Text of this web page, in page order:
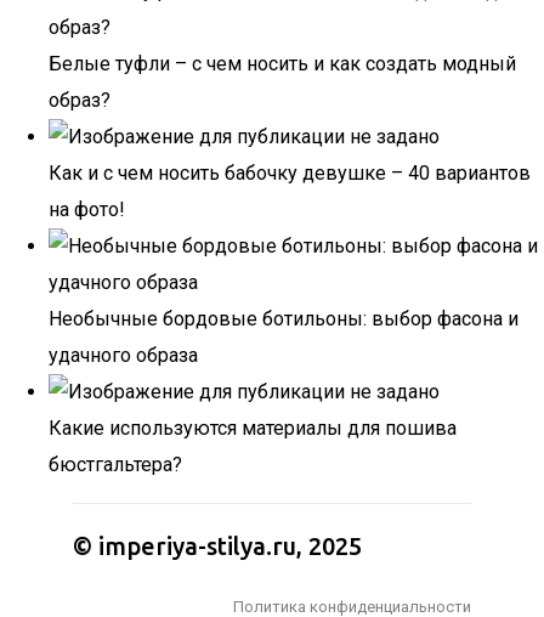
Белые туфли – с чем носить и как создать модный
образ?
Как и с чем носить бабочку девушке – 40 вариантов
на фото!
Необычные бордовые ботильоны: выбор фасона и
удачного образа
Какие используются материалы для пошива
бюстгальтера?
© imperiya-stilya.ru, 2025
Политика конфиденциальности